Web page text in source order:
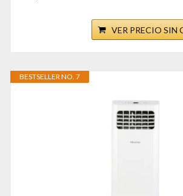
VER PRECIO SIN
BESTSELLER NO. 7